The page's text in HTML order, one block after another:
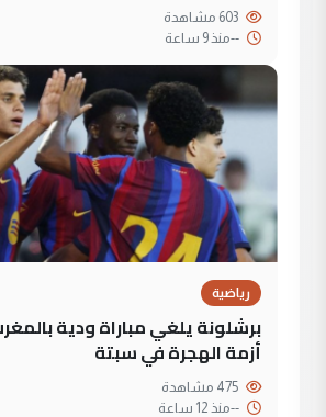
--منذ 9 ساعة
رياضية
برشلونة يلغي مباراة ودية
أزمة الهجرة في سبتة
--منذ 12 ساعة